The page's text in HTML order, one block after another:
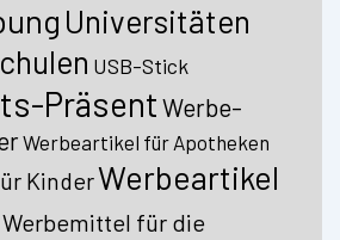
Universitäten
USB-Stick
Präsent Werbe-
Werbeartikel für Apotheken
KinderWerbeartikel
Werbemittel für die